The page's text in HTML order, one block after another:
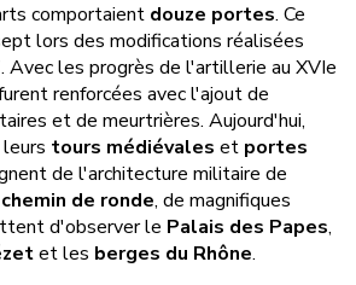
comportaient douze portes. Ce
lors des modifications réalisées
les progrès de l'artillerie au XVIe
renforcées avec l'ajout de
et de meurtrières. Aujourd'hui,
tours médiévales et portes
de l'architecture militaire de
chemin de ronde, de magnifiques
d'observer le Palais des Papes,
et les berges du Rhône.